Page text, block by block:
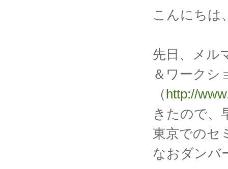
こんにちは
先日、メル
＆ワークシ
（http://
きたので、
東京でのセ
なおダンバ